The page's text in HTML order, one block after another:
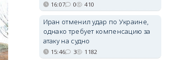
16:07 0 410
Иран отменил удар по Украине,
однако требует компенсацию за
атаку на судно
15:46 3 1182